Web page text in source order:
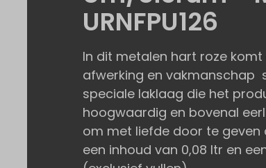
URNFPU126
In dit metalen hart roze
afwerking en vakmanschap
speciale laklaag die het
hoogwaardig en bovenal
om met liefde door te geven
een inhoud van 0,08 ltr en